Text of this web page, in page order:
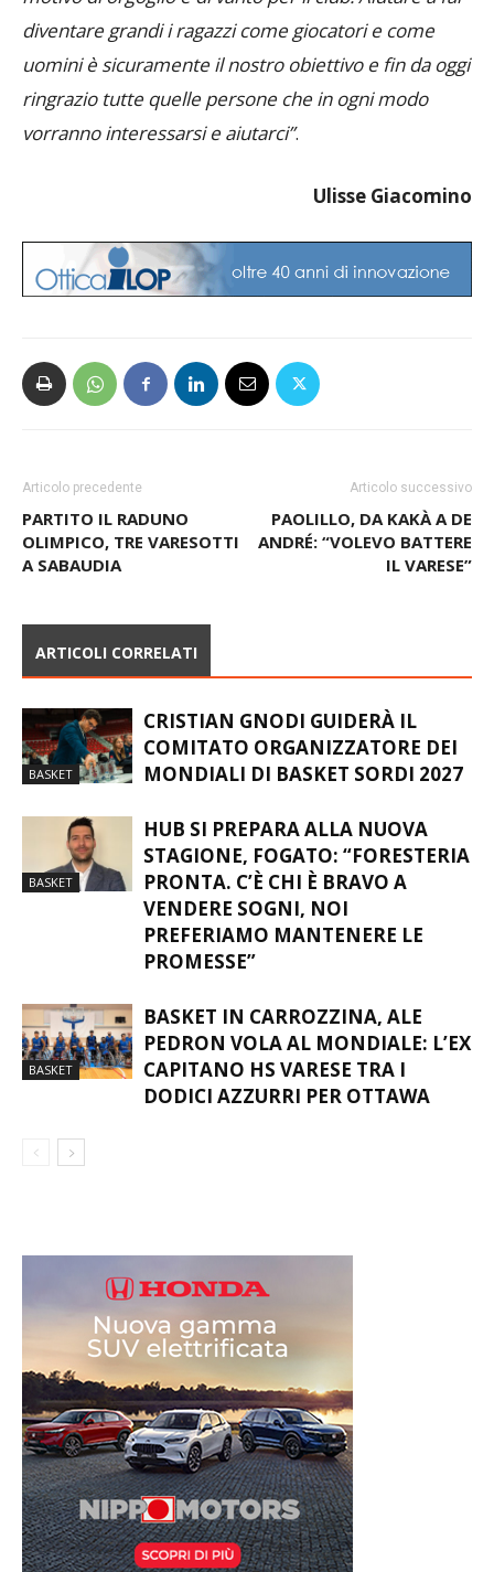
diventare grandi i ragazzi come giocatori e come
uomini è sicuramente il nostro obiettivo e fin da oggi
ringrazio tutte quelle persone che in ogni modo
vorranno interessarsi e aiutarci”.
Ulisse Giacomino
Articolo precedente
PARTITO IL RADUNO
OLIMPICO, TRE VARESOTTI
A SABAUDIA
Articolo successivo
PAOLILLO, DA KAKÀ A DE
ANDRÉ: “VOLEVO BATTERE
IL VARESE”
ARTICOLI CORRELATI
BASKET
CRISTIAN GNODI GUIDERÀ IL
COMITATO ORGANIZZATORE DEI
MONDIALI DI BASKET SORDI 2027
BASKET
HUB SI PREPARA ALLA NUOVA
STAGIONE, FOGATO: “FORESTERIA
PRONTA. C’È CHI È BRAVO A
VENDERE SOGNI, NOI
PREFERIAMO MANTENERE LE
PROMESSE”
BASKET
BASKET IN CARROZZINA, ALE
PEDRON VOLA AL MONDIALE: L’EX
CAPITANO HS VARESE TRA I
DODICI AZZURRI PER OTTAWA